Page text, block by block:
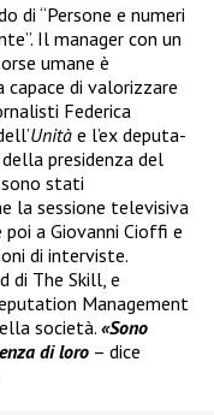
di “Persone e numeri
Il manager con un
umane è
di valorizzare
Federica
Unità e l’ex deputa-
presidenza del
stati
la sessione televisiva
a Giovanni Cioffi e
di interviste.
di The Skill, e
Management
società. «Sono
di loro – dice